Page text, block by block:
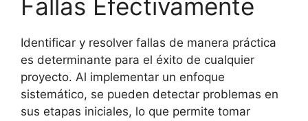
Fallas Efectivamente
Identificar y resolver fallas de manera práctica
es determinante para el éxito de cualquier
proyecto. Al implementar un enfoque
sistemático, se pueden detectar problemas en
sus etapas iniciales, lo que permite tomar